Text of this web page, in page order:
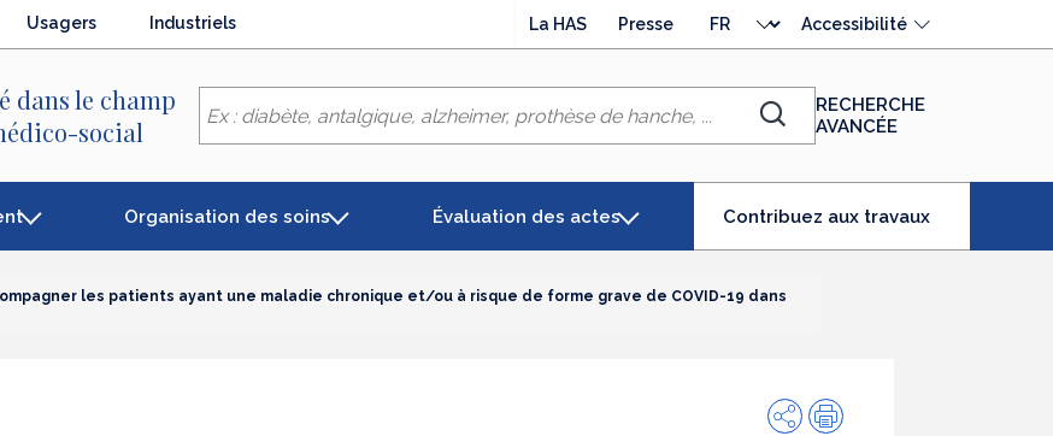
Usagers Industriels La HAS Presse
langue
Accessibilité
dans le champ
social
Chercher
RECHERCHE
AVANCÉE
Organisation des soins Évaluation des actes Contribuez aux travaux(élément
les patients ayant une maladie chronique et/ou à risque de forme grave de COVID-19 dans
PartagerImpression